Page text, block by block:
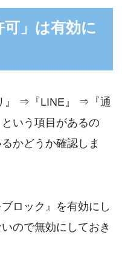
」は有効に
』 ⇒『LINE』 ⇒『通
いう項目があるの
かどうか確認しま
ロック』を有効にし
ので無効にしておき